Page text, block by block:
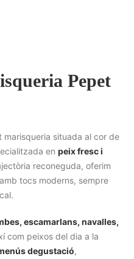
Pepet
marisqueria situada al cor de
en peix fresc i
reconeguda, oferim
tocs moderns, sempre
escamarlans, navalles,
com peixos del dia a la
degustació,